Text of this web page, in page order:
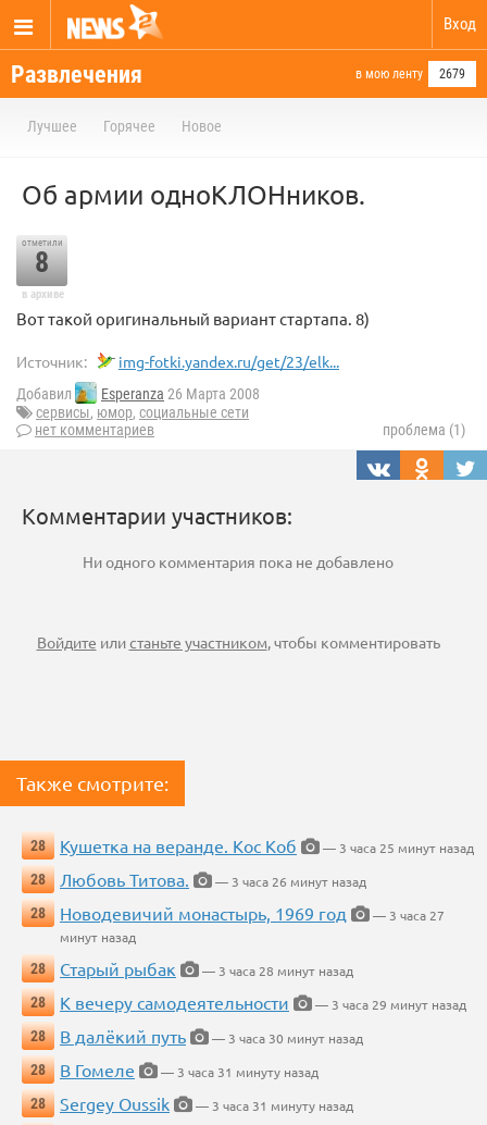
Вход
Развлечения в мою ленту 2679
Лучшее Горячее Новое
Об армии одноКЛОНников.
отметили
8
в архиве
Вот такой оригинальный вариант стартапа. 8)
Источник: img-fotki.yandex.ru/get/23/elk...
Добавил Esperanza 26 Марта 2008
сервисы, юмор, социальные сети
нет комментариев
проблема (1)
Комментарии участников:
Ни одного комментария пока не добавлено
Войдите илистаньте участником, чтобы комментировать
Также смотрите:
28 Кушетка на веранде. Кос Коб
— 3 часа 25 минут назад
28
Любовь Титова.
— 3 часа 26 минут назад
28
Новодевичий монастырь, 1969 год
— 3 часа 27
минут назад
28
Старый рыбак
— 3 часа 28 минут назад
28
К вечеру самодеятельности
— 3 часа 29 минут назад
28
В далёкий путь
— 3 часа 30 минут назад
28
В Гомеле
— 3 часа 31 минуту назад
28
Sergey Oussik
— 3 часа 31 минуту назад